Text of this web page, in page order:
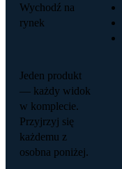
Wychodź na
rynek
Jeden produkt
— każdy widok
w komplecie.
Przyjrzyj się
każdemu z
osobna poniżej.